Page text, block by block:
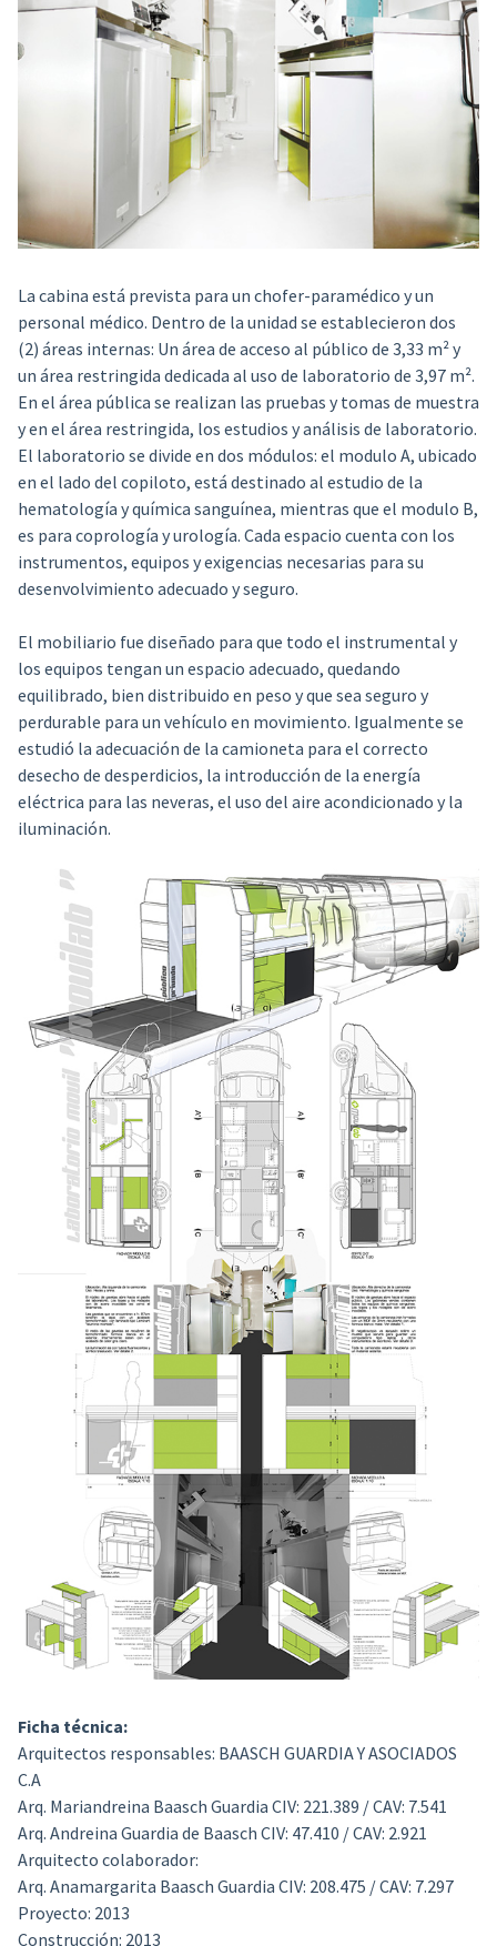
La cabina está prevista para un chofer-paramédico y un
personal médico. Dentro de la unidad se establecieron dos
(2) áreas internas: Un área de acceso al público de 3,33 m² y
un área restringida dedicada al uso de laboratorio de 3,97 m².
En el área pública se realizan las pruebas y tomas de muestra
y en el área restringida, los estudios y análisis de laboratorio.
El laboratorio se divide en dos módulos: el modulo A, ubicado
en el lado del copiloto, está destinado al estudio de la
hematología y química sanguínea, mientras que el modulo B,
es para coprología y urología. Cada espacio cuenta con los
instrumentos, equipos y exigencias necesarias para su
desenvolvimiento adecuado y seguro.
El mobiliario fue diseñado para que todo el instrumental y
los equipos tengan un espacio adecuado, quedando
equilibrado, bien distribuido en peso y que sea seguro y
perdurable para un vehículo en movimiento. Igualmente se
estudió la adecuación de la camioneta para el correcto
desecho de desperdicios, la introducción de la energía
eléctrica para las neveras, el uso del aire acondicionado y la
iluminación.
Ficha técnica:
Arquitectos responsables: BAASCH GUARDIA Y ASOCIADOS
C.A
Arq. Mariandreina Baasch Guardia CIV: 221.389 / CAV: 7.541
Arq. Andreina Guardia de Baasch CIV: 47.410 / CAV: 2.921
Arquitecto colaborador:
Arq. Anamargarita Baasch Guardia CIV: 208.475 / CAV: 7.297
Proyecto: 2013
Construcción: 2013